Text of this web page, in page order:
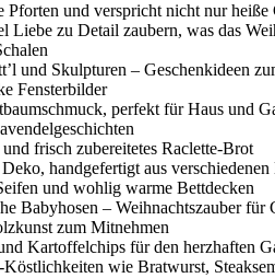
und verspricht nicht nur
zu Detail zaubern, was das
und Skulpturen – Geschenkideen
Fensterbilder
perfekt für Haus und
frisch zubereitetes Raclette-Brot
handgefertigt aus
und wohlig warme Bettdecken
Babyhosen – Weihnachtszauber für
zum Mitnehmen
Kartoffelchips für den herzhaften
Köstlichkeiten wie Bratwurst,